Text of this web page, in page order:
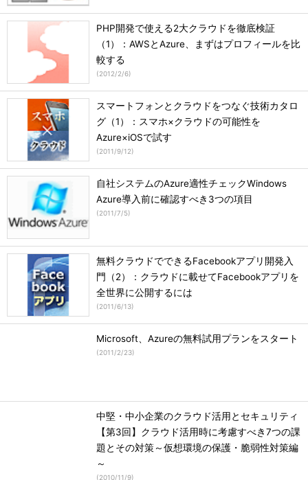
PHP開発で使える2大クラウドを徹底検証
（1）：AWSとAzure、まずはプロフィールを比
較する
(2012/2/6)
スマートフォンとクラウドをつなぐ技術カタロ
グ（1）：スマホ×クラウドの可能性を
Azure×iOSで試す
(2011/9/12)
自社システムのAzure適性チェックWindows
Azure導入前に確認すべき3つの項目
(2011/7/5)
無料クラウドでできるFacebookアプリ開発入
門（2）：クラウドに載せてFacebookアプリを
全世界に公開するには
(2011/6/13)
Microsoft、Azureの無料試用プランをスタート
(2011/2/23)
中堅・中小企業のクラウド活用とセキュリティ
【第3回】クラウド活用時に考慮すべき7つの課
題とその対策～仮想環境の保護・脆弱性対策編
～
(2010/11/9)